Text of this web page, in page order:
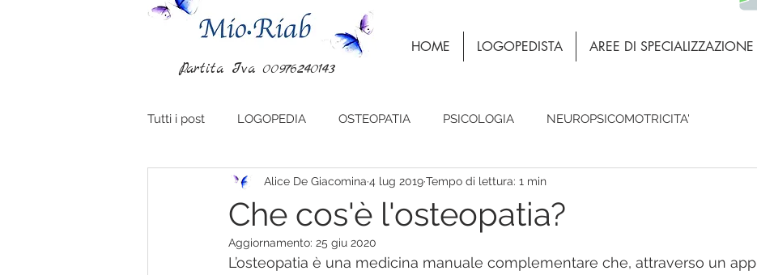
HOME LOGOPEDISTA AREE DI SPECIALIZZAZIONE
P.artita Iva 00976240143
Tutti i post LOGOPEDIA OSTEOPATIA PSICOLOGIA NEUROPSICOMOTRICITA'
Che cos'è l'osteopatia?
Alice De Giacomina 4 lug 2019Tempo di lettura: 1 min
Aggiornamento: 25 giu 2020
L’osteopatia è una medicina manuale complementare che, attraverso un